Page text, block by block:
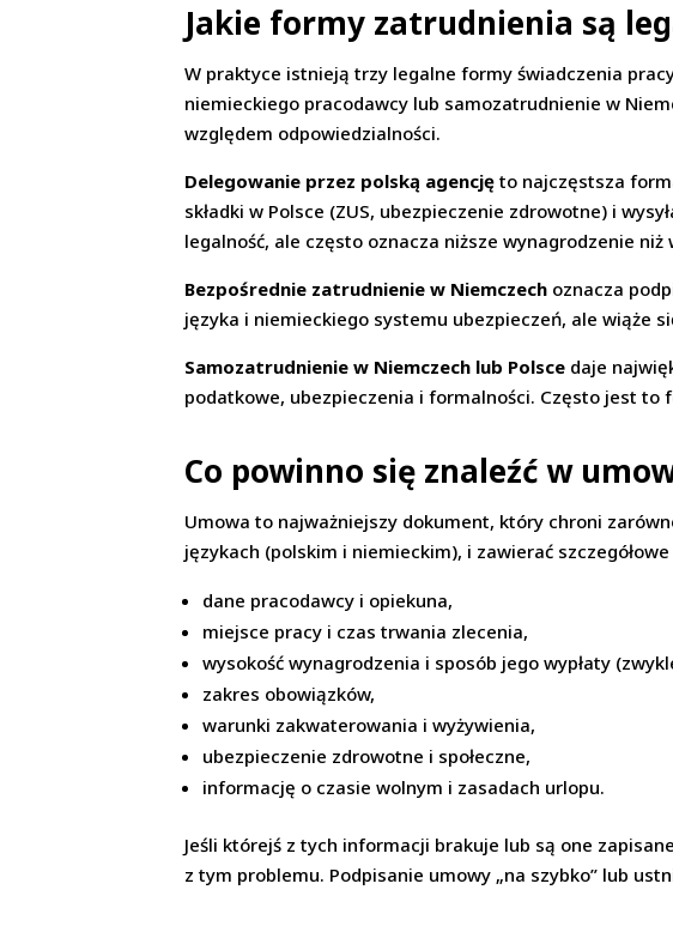
Jakie formy zatrudnienia są
W praktyce istnieją trzy legalne formy świadczenia
niemieckiego pracodawcy lub samozatrudnienie w
względem odpowiedzialności.
Delegowanie przez polską agencję to najczęstsza
składki w Polsce (ZUS, ubezpieczenie zdrowotne) i
legalność, ale często oznacza niższe wynagrodzenie
Bezpośrednie zatrudnienie w Niemczech oznacza
języka i niemieckiego systemu ubezpieczeń, ale wiąże
Samozatrudnienie w Niemczech lub Polsce daje
podatkowe, ubezpieczenia i formalności. Często jest to
Co powinno się znaleźć w
Umowa to najważniejszy dokument, który chroni
językach (polskim i niemieckim), i zawierać
dane pracodawcy i opiekuna,
miejsce pracy i czas trwania zlecenia,
wysokość wynagrodzenia i sposób jego wypłaty
zakres obowiązków,
warunki zakwaterowania i wyżywienia,
ubezpieczenie zdrowotne i społeczne,
informację o czasie wolnym i zasadach urlopu.
Jeśli którejś z tych informacji brakuje lub są one
z tym problemu. Podpisanie umowy „na szybko” lub